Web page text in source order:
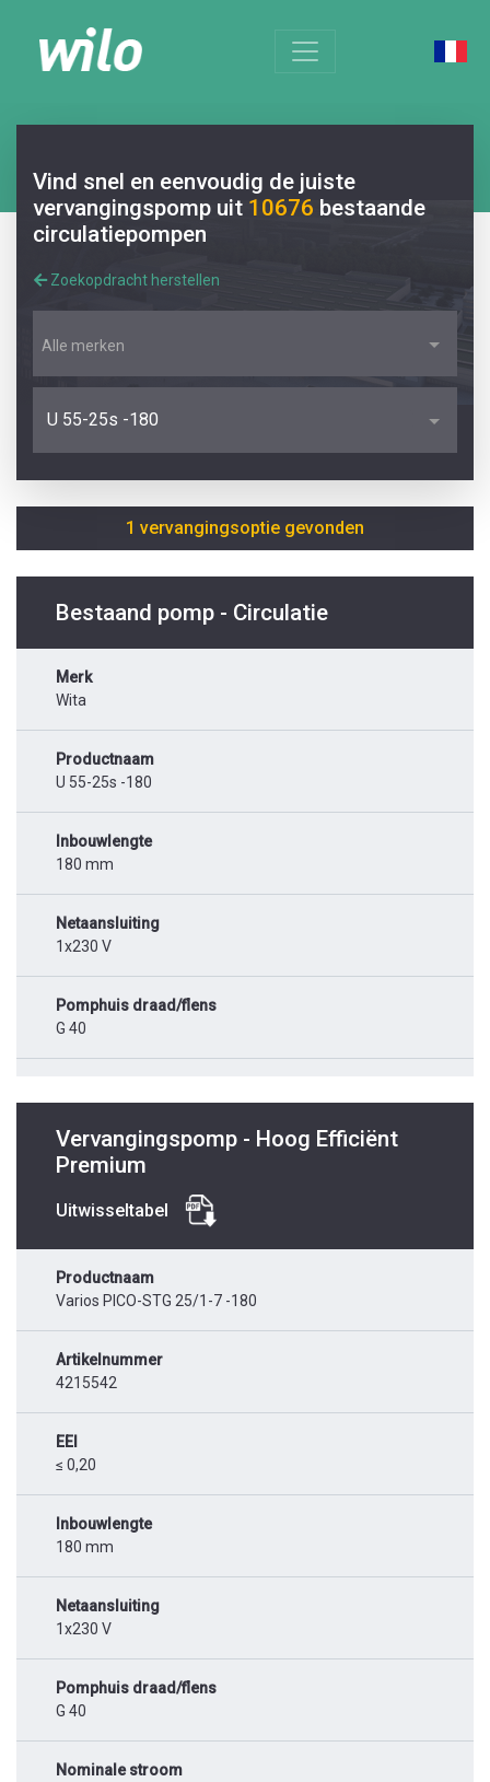
Vind snel en eenvoudig de juiste
vervangingspomp uit 10676 bestaande
circulatiepompen
Zoekopdracht herstellen
Alle merken
U 55-25s -180
1 vervangingsoptie gevonden
Bestaand pomp - Circulatie
Merk
Wita
Productnaam
U 55-25s -180
Inbouwlengte
180 mm
Netaansluiting
1x230 V
Pomphuis draad/flens
G 40
Vervangingspomp - Hoog Efficiënt
Premium
Uitwisseltabel
Productnaam
Varios PICO-STG 25/1-7 -180
Artikelnummer
4215542
EEI
≤ 0,20
Inbouwlengte
180 mm
Netaansluiting
1x230 V
Pomphuis draad/flens
G 40
Nominale stroom